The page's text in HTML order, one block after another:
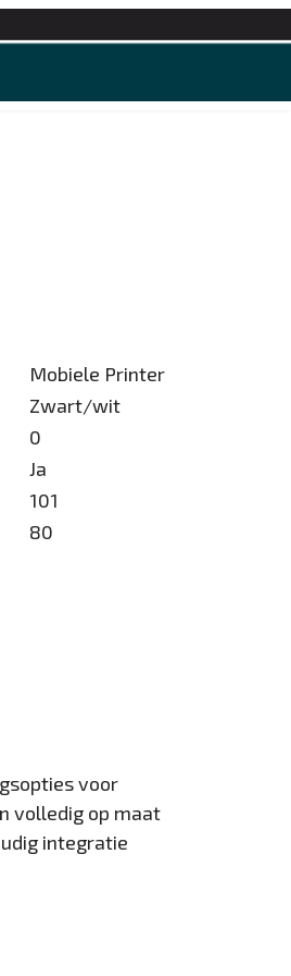
Mobiele Printer
Zwart/wit
0
Ja
101
80
voor
volledig op maat
integratie